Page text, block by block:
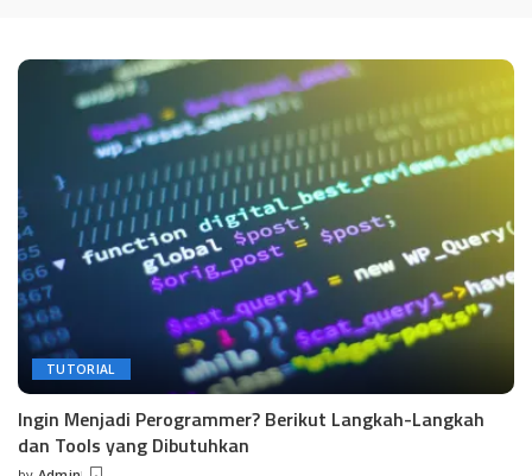
TUTORIAL
Ingin Menjadi Perogrammer? Berikut Langkah-Langkah
dan Tools yang Dibutuhkan